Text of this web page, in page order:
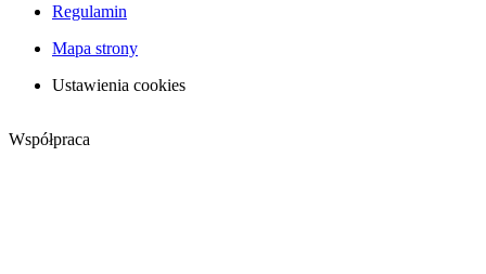
Regulamin
Mapa strony
Ustawienia cookies
Współpraca